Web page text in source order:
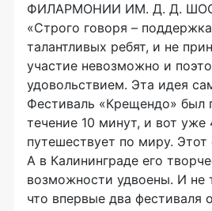
ФИЛАРМОНИИ ИМ. Д. Д.
«Строго говоря –
талантливых ребят, и не
участие невозможно и
удовольствием. Эта идея
Фестиваль «Крещендо» был
течение 10 минут, и вот уже
путешествует по миру.
А в Калининграде его
возможности удвоены. И не
что впервые два фестиваля